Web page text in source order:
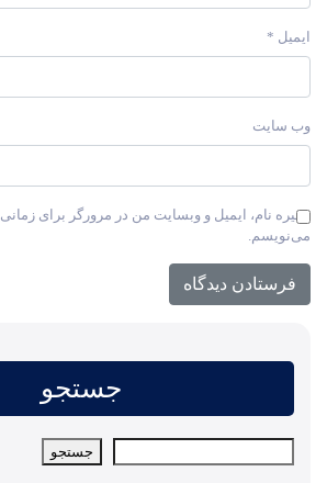
ایمیل *
وب‌ سایت
ذخیره نام، ایمیل و وبسایت من در مرورگر برای
می‌نویسم.
جستجو
جستجو